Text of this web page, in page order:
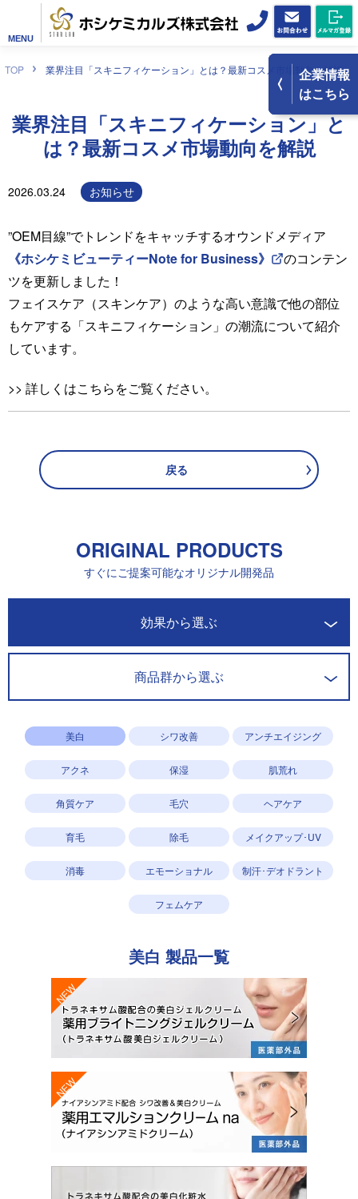
MENU
企業情報
はこちら
TOP 業界注目「スキニフィケーション」とは？最新コスメ市場動向を解説
業界注目「スキニフィケーション」と
は？最新コスメ市場動向を解説
2026.03.24 お知らせ
”OEM目線”でトレンドをキャッチするオウンドメディア
《ホシケミビューティーNote for Business》
のコンテン
ツを更新しました！
フェイスケア（スキンケア）のような高い意識で他の部位
もケアする「スキニフィケーション」の潮流について紹介
しています。
>> 詳しくはこちらをご覧ください。
戻る
ORIGINAL PRODUCTS
すぐにご提案可能なオリジナル開発品
効果から選ぶ
商品群から選ぶ
美白 シワ改善 アンチエイジング
アクネ 保湿 肌荒れ
角質ケア 毛穴 ヘアケア
育毛 除毛 メイクアップ･UV
消毒 エモーショナル 制汗･デオドラント
フェムケア
美白 製品一覧